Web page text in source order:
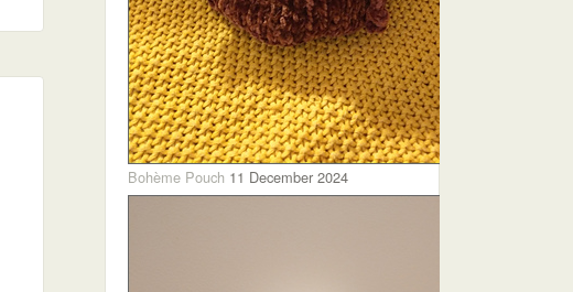
Bohème Pouch 11 December 2024